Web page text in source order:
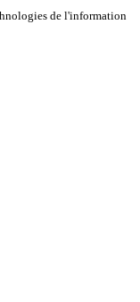
de l'information